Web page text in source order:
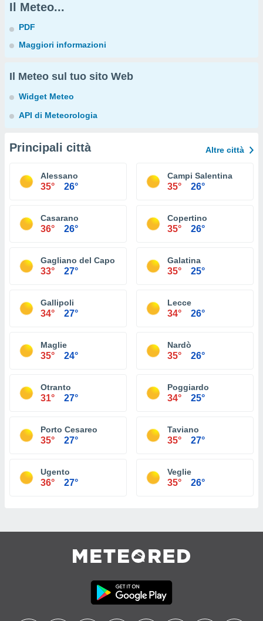
Il Meteo...
PDF
Maggiori informazioni
Il Meteo sul tuo sito Web
Widget Meteo
API di Meteorologia
Principali città Altre città
Alessano
35° 26°
Campi Salentina
35° 26°
Casarano
36° 26°
Copertino
35° 26°
Gagliano del Capo
33° 27°
Galatina
35° 25°
Gallipoli
34° 27°
Lecce
34° 26°
Maglie
35° 24°
Nardò
35° 26°
Otranto
31° 27°
Poggiardo
34° 25°
Porto Cesareo
35° 27°
Taviano
35° 27°
Ugento
36° 27°
Veglie
35° 26°